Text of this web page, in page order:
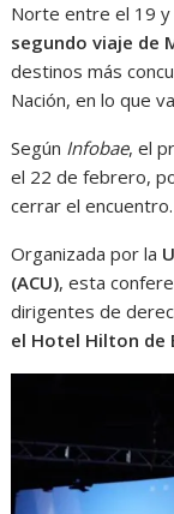
Norte entre el 19
segundo viaje de
destinos más
Nación, en lo que
Según Infobae, el
el 22 de febrero,
cerrar el encuentro.
Organizada por la
(ACU), esta
dirigentes de
el Hotel Hilton de